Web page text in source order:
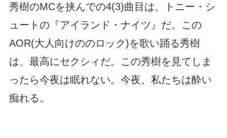
秀樹のMCを挟んでの4(3)曲目は、トニー・シ
ュートの『アイランド・ナイツ』だ。この
AOR(大人向けののロック)を歌い踊る秀樹
は、最高にセクシィだ。この秀樹を見てしま
ったら今夜は眠れない。今夜、私たちは酔い
痴れる。